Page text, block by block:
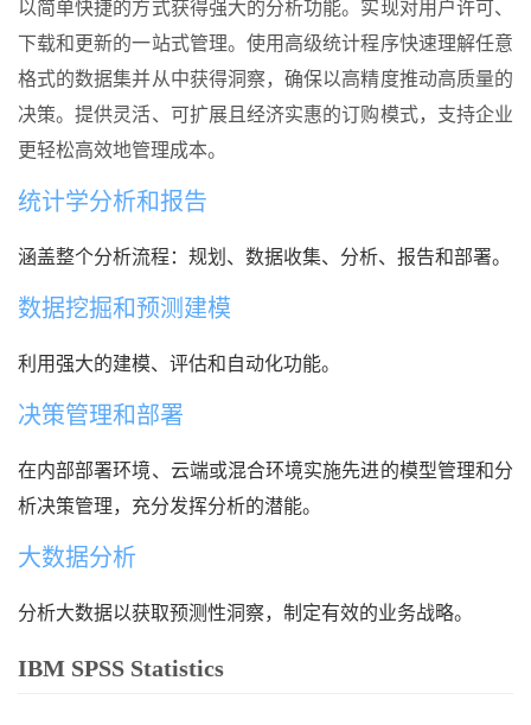
以简单快捷的方式获得强大的分析功能。实现对用户许可、
下载和更新的一站式管理。使用高级统计程序快速理解任意
格式的数据集并从中获得洞察，确保以高精度推动高质量的
决策。提供灵活、可扩展且经济实惠的订购模式，支持企业
更轻松高效地管理成本。
统计学分析和报告
涵盖整个分析流程：规划、数据收集、分析、报告和部署。
数据挖掘和预测建模
利用强大的建模、评估和自动化功能。
决策管理和部署
在内部部署环境、云端或混合环境实施先进的模型管理和分
析决策管理，充分发挥分析的潜能。
大数据分析
分析大数据以获取预测性洞察，制定有效的业务战略。
IBM SPSS Statistics